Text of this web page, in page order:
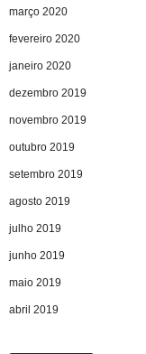
março 2020
fevereiro 2020
janeiro 2020
dezembro 2019
novembro 2019
outubro 2019
setembro 2019
agosto 2019
julho 2019
junho 2019
maio 2019
abril 2019